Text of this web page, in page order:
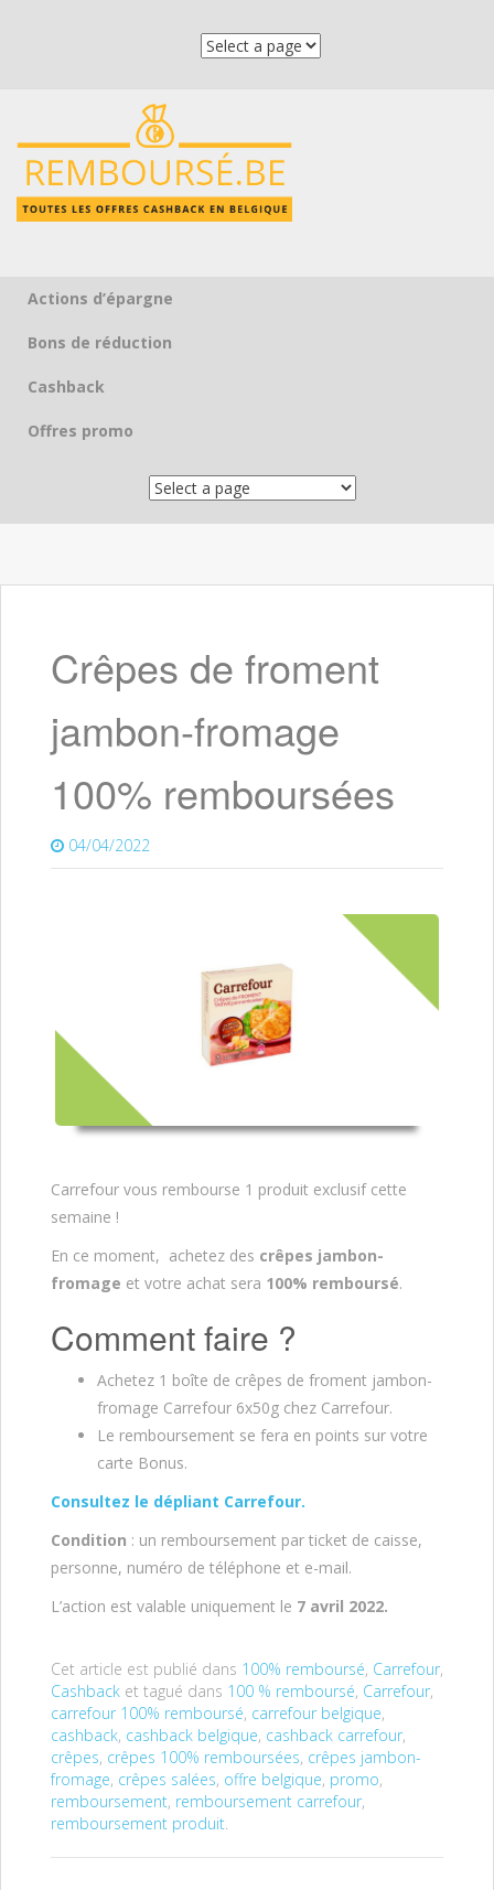
Skip to content
Actions d’épargne
Bons de réduction
Cashback
Offres promo
Crêpes de froment
jambon-fromage
100% remboursées
04/04/2022
Carrefour vous rembourse 1 produit exclusif cette
semaine !
En ce moment, achetez des crêpes jambon-
fromage et votre achat sera 100% remboursé.
Comment faire ?
Achetez 1 boîte de crêpes de froment jambon-
fromage Carrefour 6x50g chez Carrefour.
Le remboursement se fera en points sur votre
carte Bonus.
Consultez le dépliant Carrefour.
Condition : un remboursement par ticket de caisse,
personne, numéro de téléphone et e-mail.
L’action est valable uniquement le 7 avril 2022.
Cet article est publié dans 100% remboursé, Carrefour,
Cashback et tagué dans 100 % remboursé, Carrefour,
carrefour 100% remboursé, carrefour belgique,
cashback, cashback belgique, cashback carrefour,
crêpes, crêpes 100% remboursées, crêpes jambon-
fromage, crêpes salées, offre belgique, promo,
remboursement, remboursement carrefour,
remboursement produit.